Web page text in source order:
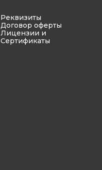
Реквизиты
Договор оферты
Лицензии и
Сертификаты